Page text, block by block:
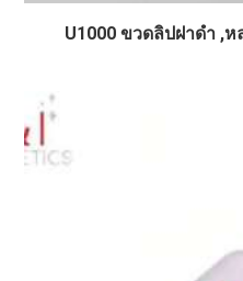
U1000 ขวดลิปฝาดำ ,